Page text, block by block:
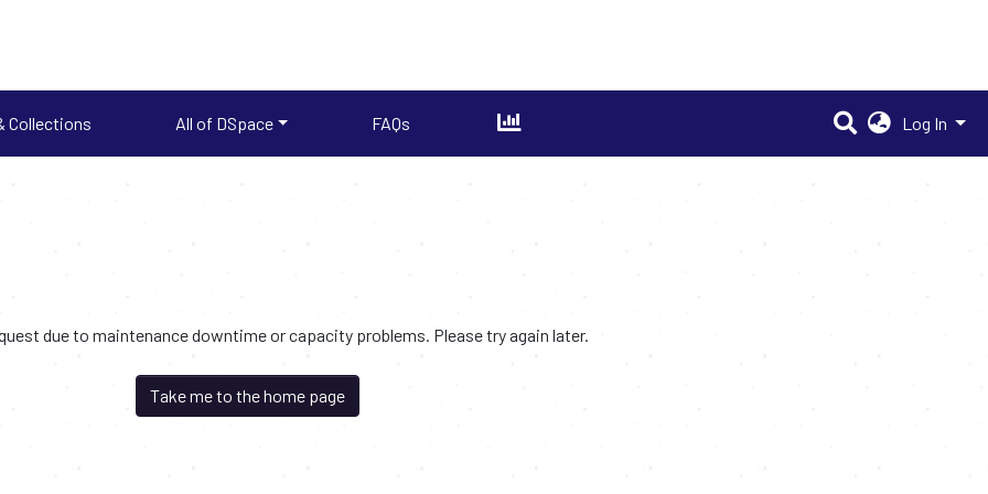
Collections All of DSpace FAQs Log In
due to maintenance downtime or capacity problems. Please try again later.
Take me to the home page